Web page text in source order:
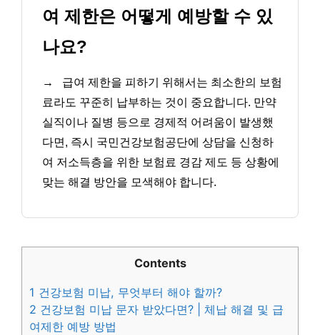
여 제한은 어떻게 예방할 수 있
나요?
→
급여 제한을 피하기 위해서는 최소한의 보험
료라도 꾸준히 납부하는 것이 중요합니다. 만약
실직이나 질병 등으로 경제적 어려움이 발생했
다면, 즉시 국민건강보험공단에 상담을 신청하
여 저소득층을 위한 보험료 경감 제도 등 상황에
맞는 해결 방안을 모색해야 합니다.
Contents
1 건강보험 미납, 무엇부터 해야 할까?
2 건강보험 미납 문자 받았다면? | 체납 해결 및 급
여제한 예방 방법